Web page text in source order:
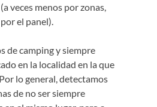
veces menos por zonas,
el panel).
de camping y siempre
en la localidad en la que
lo general, detectamos
de no ser siempre